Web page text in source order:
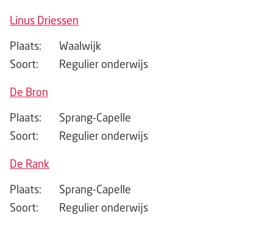
Linus Driessen
Plaats:
Waalwijk
Soort:
Regulier onderwijs
De Bron
Plaats:
Sprang-Capelle
Soort:
Regulier onderwijs
De Rank
Plaats:
Sprang-Capelle
Soort:
Regulier onderwijs